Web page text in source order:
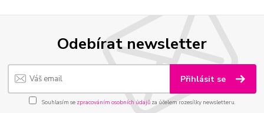
Odebírat newsletter
Přihlásit se
Souhlasím se zpracováním osobních údajůza účelem rozesílky newsletteru.